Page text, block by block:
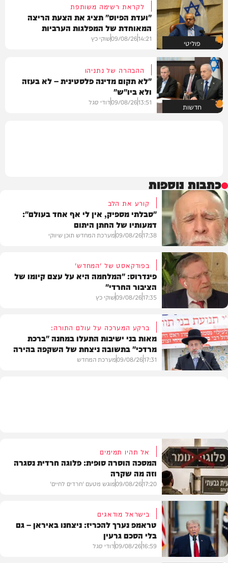
פוליטי
לקראת רשימה משותפת
"ועדת הפיוס" תציג את הצעת הריצה
המאוחדת של המפלגות הערביות
14:21
09/08/26שוקי כץ
חדשות
ההבהרה של נתניהו
"לא תקום מדינה פלסטינית – לא בעזה
ולא ביו"ש"
13:51
09/08/26דודי סגל
כתבות נוספות
בית המדרש
קורע את הלב
"סבלתי מספיק, אין לי אף אחד בעולם":
דמעותיו של החתן היתום
17:38
09/08/26מערכת המחדש תוכן שיווקי
פוליטי
בפודקאסט של 'המחדש'
פינדרוס: "המלחמה היא על עצם קיומו של
הציבור החרדי"
17:35
09/08/26שוקי כץ
ברקע המערכה על עולם התורה:
מאות בני ישיבות התעלו במחנה "ברכת
מרדכי" בתשובה ניצחת של השקפה בהירה
17:31
09/08/26מערכת המחדש
דעות
אל תהיו תמימים
המסכה הוסרה סופית: פלוגה חרדית נסגרה
וזה מה שקרה
17:20
09/08/26מוגש מטעם 'חרדים לחיים'
בישראל מודאגים
טראמפ נערך להכריז: ניצחנו באיראן – גם
בלי הסכם גרעין
16:59
09/08/26דודי סגל